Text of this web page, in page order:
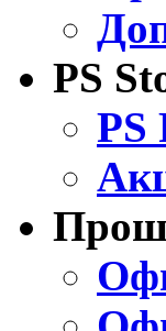
PS
PS